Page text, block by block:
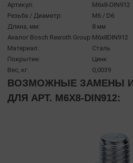
Артикул:
М6х8-DIN912
Резьба / Диаметр:
М6 / D6
Длина, мм:
8 мм
Аналог Bosch Rexroth Group:М6x8DIN912
Материал:
Сталь
Покрытие:
Цинк
Вес, кг:
0,0039
ВОЗМОЖНЫЕ ЗАМЕНЫ
ДЛЯ АРТ. М6Х8-DIN912: